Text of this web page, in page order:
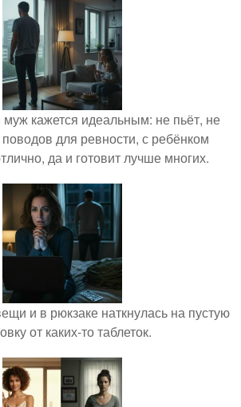
кажется идеальным: не пьёт, не
поводов для ревности, с ребёнком
да и готовит лучше многих.
и в рюкзаке наткнулась на пустую
от каких-то таблеток.